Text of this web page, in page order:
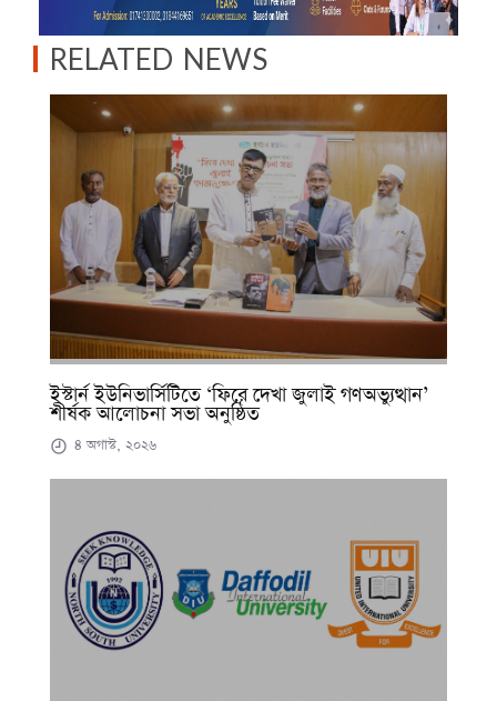
RELATED NEWS
ইস্টার্ন ইউনিভার্সিটিতে ‘ফিরে দেখা জুলাই গণঅভ্যুত্থান’
শীর্ষক আলোচনা সভা অনুষ্ঠিত
৪ অগাস্ট, ২০২৬